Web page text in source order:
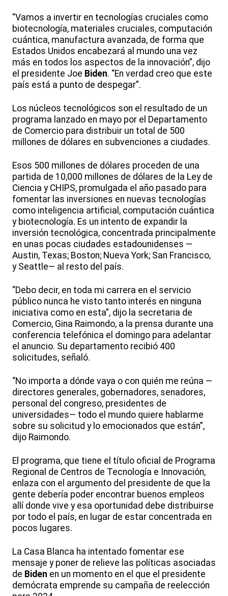
“Vamos a invertir en tecnologías cruciales como
biotecnología, materiales cruciales, computación
cuántica, manufactura avanzada, de forma que
Estados Unidos encabezará al mundo una vez
más en todos los aspectos de la innovación”, dijo
el presidente Joe Biden. “En verdad creo que este
país está a punto de despegar”.
Los núcleos tecnológicos son el resultado de un
programa lanzado en mayo por el Departamento
de Comercio para distribuir un total de 500
millones de dólares en subvenciones a ciudades.
Esos 500 millones de dólares proceden de una
partida de 10,000 millones de dólares de la Ley de
Ciencia y CHIPS, promulgada el año pasado para
fomentar las inversiones en nuevas tecnologías
como inteligencia artificial, computación cuántica
y biotecnología. Es un intento de expandir la
inversión tecnológica, concentrada principalmente
en unas pocas ciudades estadounidenses —
Austin, Texas; Boston; Nueva York; San Francisco,
y Seattle— al resto del país.
“Debo decir, en toda mi carrera en el servicio
público nunca he visto tanto interés en ninguna
iniciativa como en esta”, dijo la secretaria de
Comercio, Gina Raimondo, a la prensa durante una
conferencia telefónica el domingo para adelantar
el anuncio. Su departamento recibió 400
solicitudes, señaló.
“No importa a dónde vaya o con quién me reúna —
directores generales, gobernadores, senadores,
personal del congreso, presidentes de
universidades— todo el mundo quiere hablarme
sobre su solicitud y lo emocionados que están”,
dijo Raimondo.
El programa, que tiene el título oficial de Programa
Regional de Centros de Tecnología e Innovación,
enlaza con el argumento del presidente de que la
gente debería poder encontrar buenos empleos
allí donde vive y esa oportunidad debe distribuirse
por todo el país, en lugar de estar concentrada en
pocos lugares.
La Casa Blanca ha intentado fomentar ese
mensaje y poner de relieve las políticas asociadas
de Biden en un momento en el que el presidente
demócrata emprende su campaña de reelección